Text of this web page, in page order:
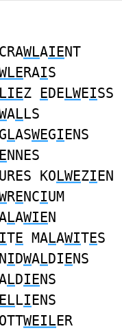
WLAIENT
RAIS
Z EDELWEISS
ALLS
LASWEGIENS
NNES
URES KOLWEZIEN
RENCIUM
LAWIEN
TE MALAWITES
IDWALDIENS
LDIENS
LIENS
WEILER